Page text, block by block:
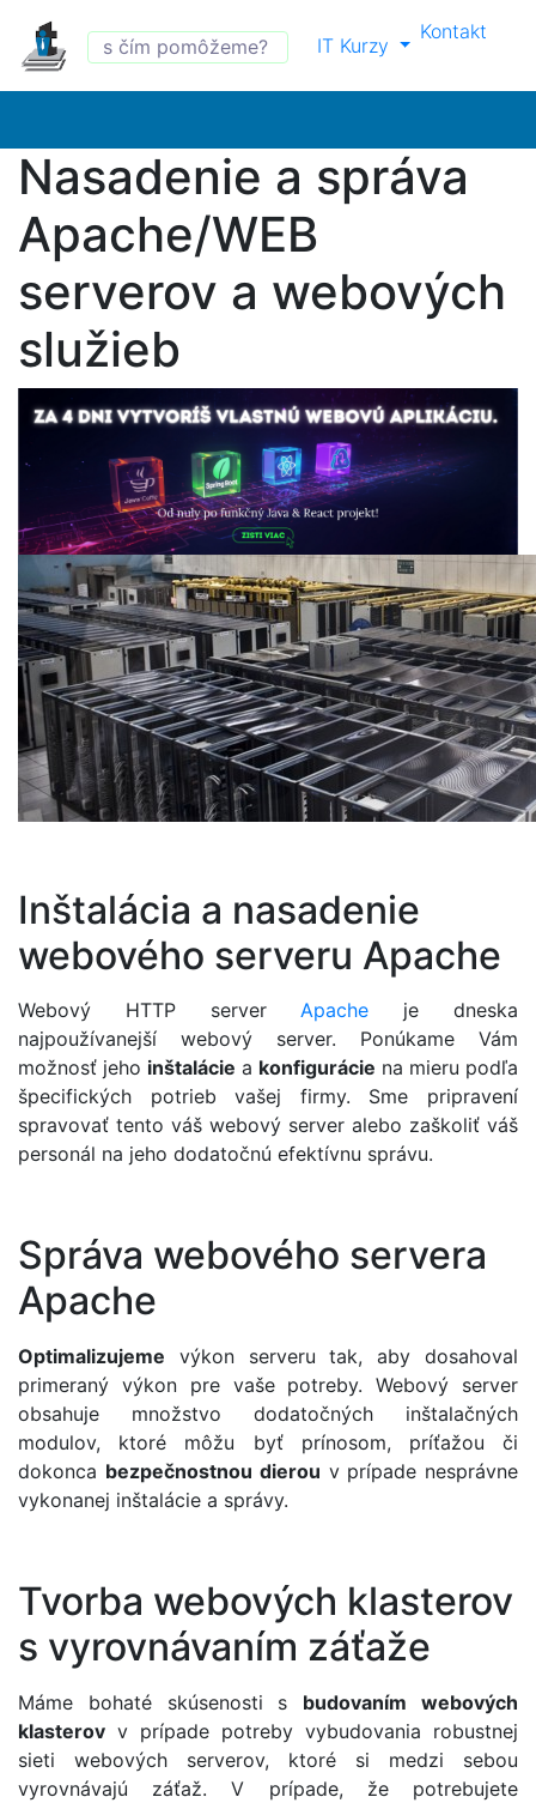
IT Kurzy
Kontakt
Nasadenie a správa
Apache/WEB
serverov a webových
služieb
Inštalácia a nasadenie
webového serveru Apache
Webový HTTP server Apache je dneska
najpoužívanejší webový server. Ponúkame Vám
možnosť jeho inštalácie a konfigurácie na mieru podľa
špecifických potrieb vašej firmy. Sme pripravení
spravovať tento váš webový server alebo zaškoliť váš
personál na jeho dodatočnú efektívnu správu.
Správa webového servera
Apache
Optimalizujeme výkon serveru tak, aby dosahoval
primeraný výkon pre vaše potreby. Webový server
obsahuje množstvo dodatočných inštalačných
modulov, ktoré môžu byť prínosom, príťažou či
dokonca bezpečnostnou dierou v prípade nesprávne
vykonanej inštalácie a správy.
Tvorba webových klasterov
s vyrovnávaním záťaže
Máme bohaté skúsenosti s budovaním webových
klasterov v prípade potreby vybudovania robustnej
sieti webových serverov, ktoré si medzi sebou
vyrovnávajú záťaž. V prípade, že potrebujete